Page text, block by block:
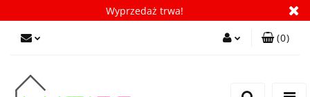
Wyprzedaż trwa!
(0)